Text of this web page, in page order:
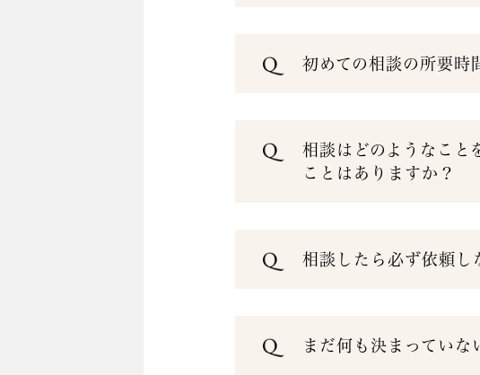
初めての相談の所要時
相談はどのようなこと
ことはありますか？
相談したら必ず依頼し
まだ何も決まっていな